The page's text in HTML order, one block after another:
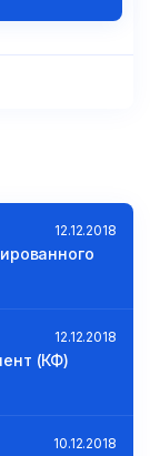
12.12.2018
12.12.2018
(КФ)
10.12.2018